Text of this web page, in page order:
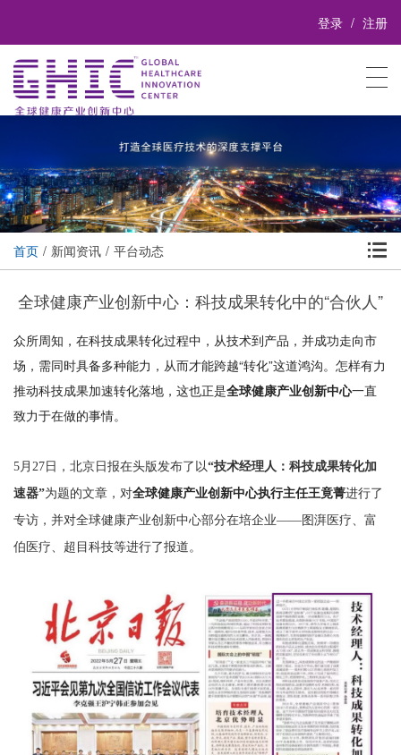
登录 注册
首页 新闻资讯 平台动态 
全球健康产业创新中心：科技成果转化中的“合伙人”
众所周知，在科技成果转化过程中，从技术到产品，并成功走向市
场，需同时具备多种能力，从而才能跨越“转化”这道鸿沟。怎样有力
推动科技成果加速转化落地，这也正是全球健康产业创新中心一直
致力于在做的事情。
5月27日，北京日报在头版发布了以“技术经理人：科技成果转化加
速器”为题的文章，对全球健康产业创新中心执行主任王竟菁进行了
专访，并对全球健康产业创新中心部分在培企业——图湃医疗、富
伯医疗、超目科技等进行了报道。